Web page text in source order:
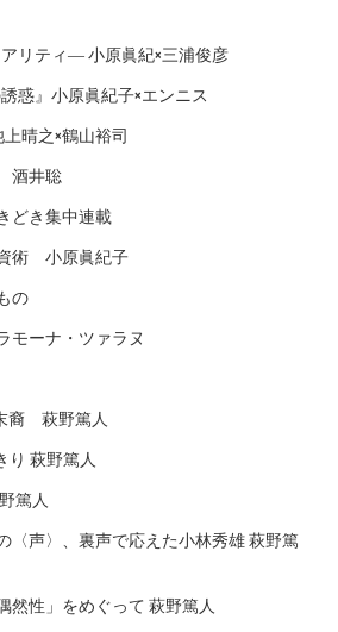
リティ― 小原眞紀×三浦俊彦
惑』小原眞紀子×エンニス
晴之×鶴山裕司
酒井聡
どき集中連載
術 小原眞紀子
の
ーナ・ツァラヌ
裔 萩野篤人
り 萩野篤人
篤人
〈声〉、裏声で応えた小林秀雄 萩野篤
然性」をめぐって 萩野篤人